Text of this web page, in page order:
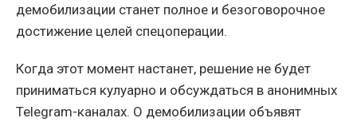
демобилизации станет полное и безоговорочное
достижение целей спецоперации.
Когда этот момент настанет, решение не будет
приниматься кулуарно и обсуждаться в анонимных
Telegram-каналах. О демобилизации объявят